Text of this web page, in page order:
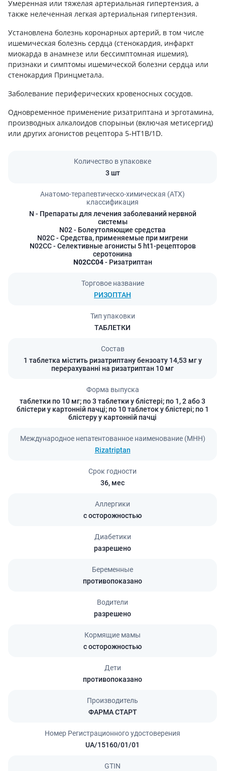
Умеренная или тяжелая артериальная гипертензия, а
также нелеченная легкая артериальная гипертензия.
Установлена болезнь коронарных артерий, в том числе
ишемическая болезнь сердца (стенокардия, инфаркт
миокарда в анамнезе или бессимптомная ишемия),
признаки и симптомы ишемической болезни сердца или
стенокардия Принцметала.
Заболевание периферических кровеносных сосудов.
Одновременное применение ризатриптана и эрготамина,
производных алкалоидов спорыньи (включая метисергид)
или других агонистов рецептора 5-HT1B/1D.
Количество в упаковке
3 шт
Анатомо-терапевтическо-химическая (АТХ)
классификация
N - Препараты для лечения заболеваний нервной
системы
N02- Болеутоляющие средства
N02C- Средства, применяемые при мигрени
N02CC- Селективные агонисты 5 ht1-рецепторов
серотонина
N02CC04- Ризатриптан
Торговое название
РИЗОПТАН
Тип упаковки
ТАБЛЕТКИ
Состав
1 таблетка містить ризатриптану бензоату 14,53 мг у
перерахуванні на ризатриптан 10 мг
Форма выпуска
таблетки по 10 мг; по 3 таблетки у блістері; по 1, 2 або 3
блістери у картонній пачці; по 10 таблеток у блістері; по 1
блістеру у картонній пачці
Международное непатентованное наименование (МНН)
Rizatriptan
Срок годности
36, мес
Аллергики
с осторожностью
Диабетики
разрешено
Беременные
противопоказано
Водители
разрешено
Кормящие мамы
с осторожностью
Дети
противопоказано
Производитель
ФАРМА СТАРТ
Номер Регистрационного удостоверения
UA/15160/01/01
GTIN